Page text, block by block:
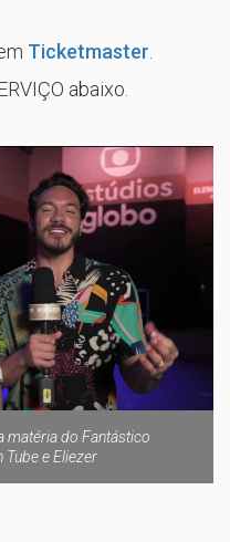
Ticketmaster
abaixo.
matéria do Fantástico
e Eliezer